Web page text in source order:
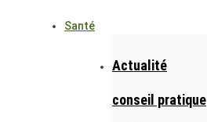
Santé
Actualité
conseil pratique